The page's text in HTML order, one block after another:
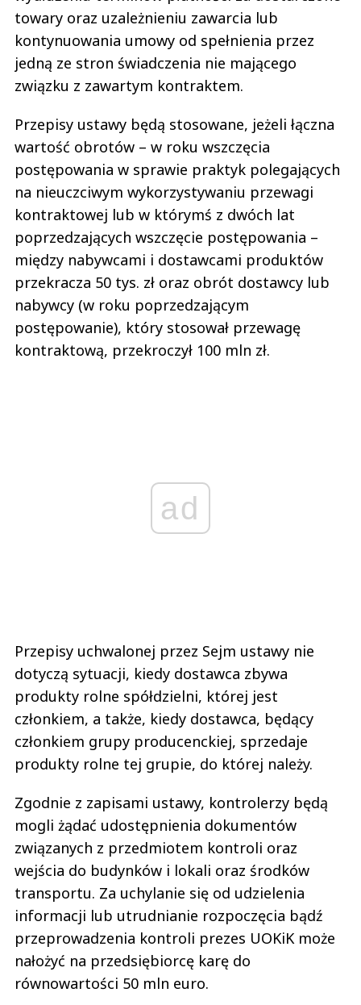
towary oraz uzależnieniu zawarcia lub
kontynuowania umowy od spełnienia przez
jedną ze stron świadczenia nie mającego
związku z zawartym kontraktem.
Przepisy ustawy będą stosowane, jeżeli łączna
wartość obrotów – w roku wszczęcia
postępowania w sprawie praktyk polegających
na nieuczciwym wykorzystywaniu przewagi
kontraktowej lub w którymś z dwóch lat
poprzedzających wszczęcie postępowania –
między nabywcami i dostawcami produktów
przekracza 50 tys. zł oraz obrót dostawcy lub
nabywcy (w roku poprzedzającym
postępowanie), który stosował przewagę
kontraktową, przekroczył 100 mln zł.
ad
Przepisy uchwalonej przez Sejm ustawy nie
dotyczą sytuacji, kiedy dostawca zbywa
produkty rolne spółdzielni, której jest
członkiem, a także, kiedy dostawca, będący
członkiem grupy producenckiej, sprzedaje
produkty rolne tej grupie, do której należy.
Zgodnie z zapisami ustawy, kontrolerzy będą
mogli żądać udostępnienia dokumentów
związanych z przedmiotem kontroli oraz
wejścia do budynków i lokali oraz środków
transportu. Za uchylanie się od udzielenia
informacji lub utrudnianie rozpoczęcia bądź
przeprowadzenia kontroli prezes UOKiK może
nałożyć na przedsiębiorcę karę do
równowartości 50 mln euro.